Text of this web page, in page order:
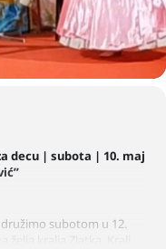
decu | subota | 10. maj
”
subotom u 12.